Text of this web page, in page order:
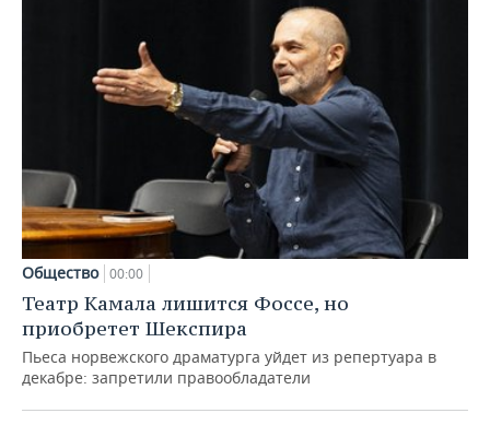
Общество 00:00
Театр Камала лишится Фоссе, но
приобретет Шекспира
Пьеса норвежского драматурга уйдет из репертуара в
декабре: запретили правообладатели